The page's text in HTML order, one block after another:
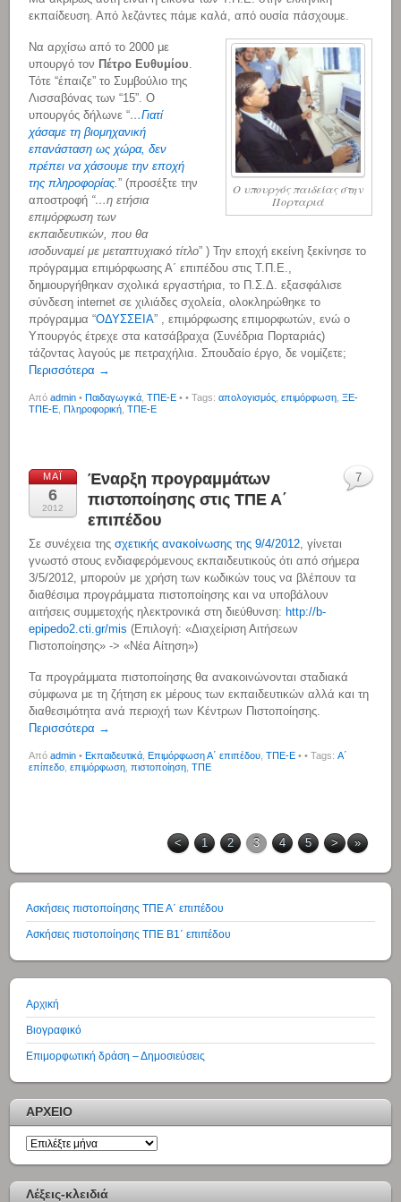
εκπαίδευση. Από λεζάντες πάμε καλά, από ουσία πάσχουμε.
Ο υπουργός παιδείας στην
Πορταριά
Να αρχίσω από το 2000 με
υπουργό τον Πέτρο Ευθυμίου
Τότε “έπαιζε” το Συμβούλιο της
Λισσαβόνας των “15”. Ο
υπουργός δήλωνε “…Γιατί
χάσαμε τη βιομηχανική
επανάσταση ως χώρα, δεν
πρέπει να χάσουμε την εποχή
της πληροφορίας .” (προσέξτε την
αποστροφή “…η ετήσια
επιμόρφωση των
εκπαιδευτικών, που θα
ισοδυναμεί με μεταπτυχιακό τίτλο” ) Την εποχή εκείνη ξεκίνησε το
πρόγραμμα επιμόρφωσης Α΄ επιπέδου στις Τ.Π.Ε.,
δημιουργήθηκαν σχολικά εργαστήρια, το Π.Σ.Δ. εξασφάλισε
σύνδεση internet σε χιλιάδες σχολεία, ολοκληρώθηκε το
πρόγραμμα “ΟΔΥΣΣΕΙΑ” , επιμόρφωσης επιμορφωτών, ενώ ο
Υπουργός έτρεχε στα κατσάβραχα (Συνέδρια Πορταριάς)
τάζοντας λαγούς με πετραχήλια. Σπουδαίο έργο, δε νομίζετε;
Περισσότερα →
Απόadmin • Παιδαγωγικά ,ΤΠΕ-Ε • • Tags:απολογισμός ,επιμόρφωση ,ΞΕ-
ΤΠΕ-Ε
Πληροφορική ,ΤΠΕ-Ε
ΜΆΙ
6
2012
Έναρξη προγραμμάτων
πιστοποίησης στις ΤΠΕ Α΄
επιπέδου
Σε συνέχεια τηςσχετικής ανακοίνωσης της 9/4/2012, γίνεται
γνωστό στους ενδιαφερόμενους εκπαιδευτικούς ότι από σήμερα
3/5/2012, μπορούν με χρήση των κωδικών τους να βλέπουν τα
διαθέσιμα προγράμματα πιστοποίησης και να υποβάλουν
αιτήσεις συμμετοχής ηλεκτρονικά στη διεύθυνση: http://b-
epipedo2.cti.gr/mis (Επιλογή: «Διαχείριση Αιτήσεων
Πιστοποίησης» -> «Νέα Αίτηση»)
Τα προγράμματα πιστοποίησης θα ανακοινώνονται σταδιακά
σύμφωνα με τη ζήτηση εκ μέρους των εκπαιδευτικών αλλά και τη
διαθεσιμότητα ανά περιοχή των Κέντρων Πιστοποίησης.
Περισσότερα →
Απόadmin • Εκπαιδευτικά, Επιμόρφωση Α΄ επιπέδου,ΤΠΕ-Ε •
7
• Tags:Α΄
επίπεδο,επιμόρφωση,πιστοποίηση,ΤΠΕ
< 1 2 3 4 5 > »
Ασκήσεις πιστοποίησης ΤΠΕ Α΄ επιπέδου
Ασκήσεις πιστοποίησης ΤΠΕ Β1΄ επιπέδου
Αρχική
Βιογραφικό
Επιμορφωτική δράση – Δημοσιεύσεις
ΑΡΧΕΙΟ
ΑΡΧΕΙΟ
Λέξεις-κλειδιά